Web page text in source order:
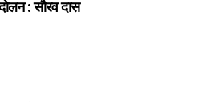
: सौरव दास